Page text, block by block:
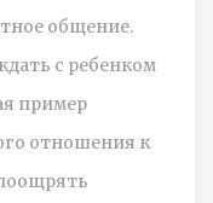
общение.
с ребенком
пример
отношения к